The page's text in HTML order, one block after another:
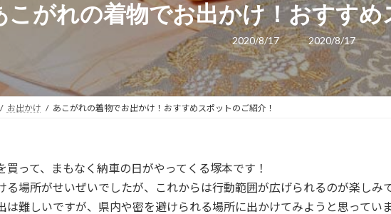
こがれの着物でお出かけ！おすす
2020/8/17
最
終
更
新
日
時
:
2020/8/17
お出かけ あこがれの着物でお出かけ！おすすめスポットのご紹介！
買って、まもなく納車の日がやってくる塚本です！
る場所がせいぜいでしたが、これからは行動範囲が広げられるのが楽しみ
は難しいですが、県内や密を避けられる場所に出かけてみようと思ってい